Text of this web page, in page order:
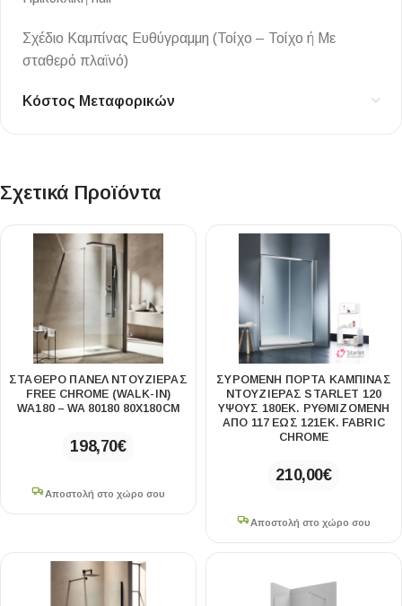
Σχέδιο Καμπίνας Ευθύγραμμη (Τοίχο – Τοίχο ή Με
σταθερό πλαϊνό)
Κόστος Μεταφορικών
Σχετικά Προϊόντα
ΣΤΑΘΕΡΌ ΠΆΝΕΛ ΝΤΟΥΖΙΈΡΑΣ
FREE CHROME (WALK-IN)
WA180 – WA 80180 80Χ180CM
198,70€
Αποστολή στο χώρο σου
ΣΥΡΌΜΕΝΗ ΠΌΡΤΑ ΚΑΜΠΊΝΑΣ
ΝΤΟΥΖΙΈΡΑΣ STARLET 120
ΎΨΟΥΣ 180ΕΚ. ΡΥΘΜΙΖΌΜΕΝΗ
ΑΠΌ 117 ΈΩΣ 121ΕΚ. FABRIC
CHROME
210,00€
Αποστολή στο χώρο σου